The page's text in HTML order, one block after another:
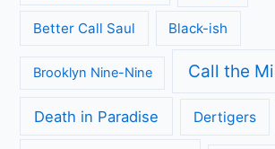
Better Call Saul Black-ish
Brooklyn Nine-Nine Call the
Death in Paradise Dertigers